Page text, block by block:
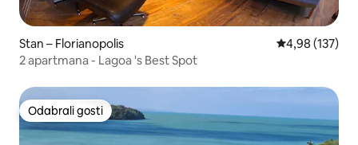
Stan – Florianopolis Prosječna
4,98 (137)
2 apartmana - Lagoa 's Best Spot
Odabrali gosti
Odabrali gosti